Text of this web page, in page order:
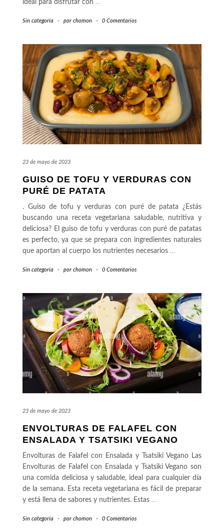
ideal para disfrutar con …
Sin categoría - por chomon - 0 Comentarios
23 de mayo de 2023
GUISO DE TOFU Y VERDURAS CON
PURÉ DE PATATA
. Guiso de tofu y verduras con puré de patata ¿Estás
buscando una receta vegetariana saludable, nutritiva y
deliciosa? El guiso de tofu y verduras con puré de patatas
es perfecto, ya que se prepara con ingredientes naturales
que aportan al cuerpo los nutrientes necesarios …
Sin categoría - por chomon - 0 Comentarios
23 de mayo de 2023
ENVOLTURAS DE FALAFEL CON
ENSALADA Y TSATSIKI VEGANO
Envolturas de Falafel con Ensalada y Tsatsiki Vegano Las
Envolturas de Falafel con Ensalada y Tsatsiki Vegano son
una comida deliciosa y saludable, ideal para cualquier día
de la semana. Esta receta vegetariana es fácil de preparar
y está llena de sabores y nutrientes. Estas …
Sin categoría - por chomon - 0 Comentarios